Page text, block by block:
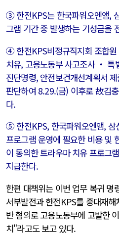
③ 한전KPS는 한국파워오엔앰,
그램 기간 중 발생하는 기성금을
④ 한전KPS비정규직지회 조합원
치유, 고용노동부 사고조사 ‧
진단명령, 안전보건개선계획서
판단하여 8.29.(금) 이후로 故김
다.
⑤ 한전KPS, 한국파워오엔앰, 삼
프로그램 운영에 필요한 비용 및
이 동의한 트라우마 치유 프로그
지급한다.
한편 대책위는 이번 업무 복귀 명
서부발전과 한전KPS를 중대재
반 혐의로 고용노동부에 고발한
치"라고도 보고 있다.